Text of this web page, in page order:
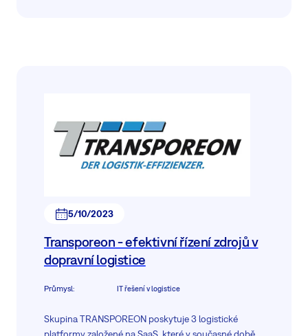
5/10/2023
Transporeon - efektivní řízení zdrojů v
dopravní logistice
Průmysl: IT řešení v logistice
Skupina TRANSPOREON poskytuje 3 logistické